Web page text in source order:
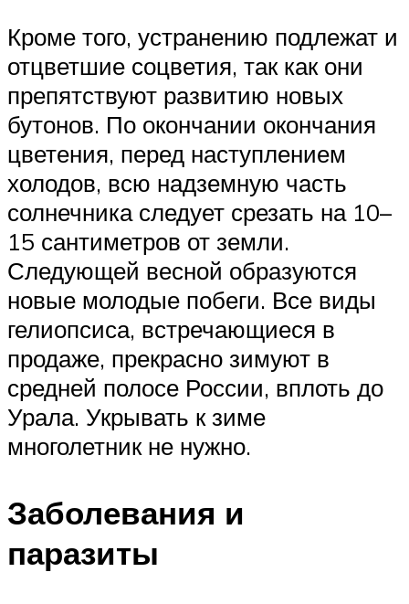
Кроме того, устранению подлежат и
отцветшие соцветия, так как они
препятствуют развитию новых
бутонов. По окончании окончания
цветения, перед наступлением
холодов, всю надземную часть
солнечника следует срезать на 10–
15 сантиметров от земли.
Следующей весной образуются
новые молодые побеги. Все виды
гелиопсиса, встречающиеся в
продаже, прекрасно зимуют в
средней полосе России, вплоть до
Урала. Укрывать к зиме
многолетник не нужно.
Заболевания и
паразиты